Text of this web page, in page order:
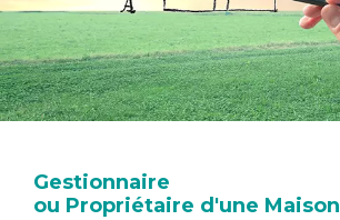
Gestionnaire
ou Propriétaire d'une Maison